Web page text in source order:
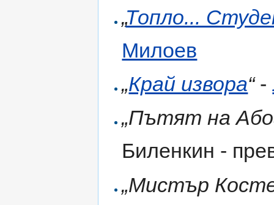
„Топло...
Милоев
„Край извора“-
„Пътят на
Биленкин -
„Мистър